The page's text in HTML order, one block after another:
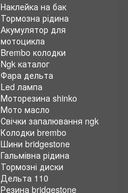
Наклейка на бак
Тормозна рідина
Акумулятор для
мотоцикла
Brembo колодки
Ngk каталог
Фара дельта
Led лампа
Моторезина shinko
Мото масло
Свічки запалювання ngk
Колодки brembo
Шини bridgestone
Гальмівна рідина
Тормозні диски
Дельта 110
Резина bridgestone